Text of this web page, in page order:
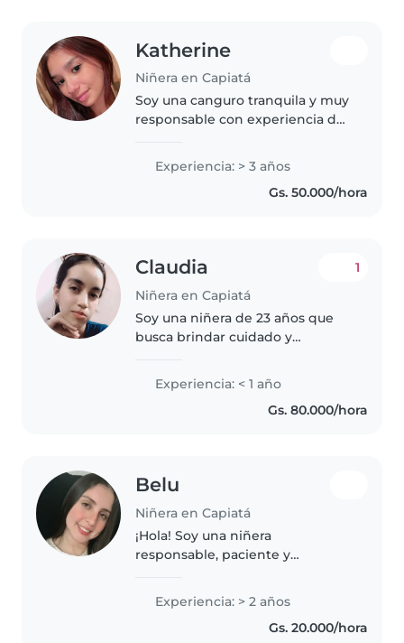
Katherine
Niñera en Capiatá
Soy una canguro tranquila y muy
responsable con experiencia de
pequeños y preescolares ,y
también soy mamá . Me encanta
dibujar, la música y crear juegos..
Experiencia: > 3 años
Gs. 50.000/hora
Claudia
Niñera en Capiatá
1
Soy una niñera de 23 años que
busca brindar cuidado y
tengo experiencia previa, soy
una persona responsable,
paciente y bondadosa. Cuento
Experiencia: < 1 año
Gs. 80.000/hora
Belu
Niñera en Capiatá
¡Hola! Soy una niñera
responsable, paciente y
de experiencia cuidando niños
pequeños. Me encanta dibujar,
leer cuentos y jugar con los
Experiencia: > 2 años
Gs. 20.000/hora